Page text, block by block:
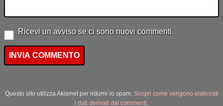
Ricevi un avviso se ci sono nuovi commenti.
Questo sito utilizza Akismet per ridurre lo spam. Scopri come vengono elaborati
i dati derivati dai commenti.